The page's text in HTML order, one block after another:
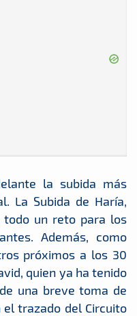
la subida más
La Subida de Haría,
todo un reto para los
Además, como
próximos a los 30
quien ya ha tenido
una breve toma de
trazado del Circuito